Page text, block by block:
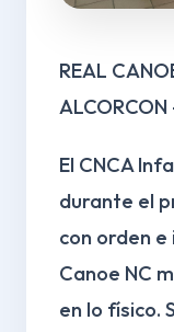
REAL
ALCORCON
El CNCA
durante el
con orden
Canoe NC
en lo físico.